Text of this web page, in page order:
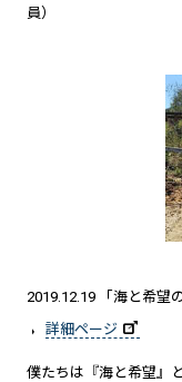
員）
2019.12.19 「海と希望
詳細ページ
僕たちは『海と希望』